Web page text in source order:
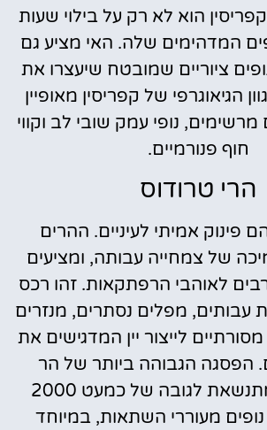
קפריסין הוא לא רק על בילוי שעות
המדהימים שלה. האי מציע גם
ציוריים שמובטח שיעצרו את
הגיאוגרפי של קפריסין מאופיין
מרשימים, נופי עמק שובי לב וקווי
חוף פנורמיים.
הרי טרודוס
פינוק אמיתי לעיניים. ההרים
של צמחייה עבותה, ומציעים
לאוהבי הרפתקאות. זהו רכס
עבותים, מפלים נסתרים, מנזרים
לייצור יין המדגישים את
הפסגה הגבוהה ביותר של הר
אולימפוס, המתנשאת לגובה של כמעט 2000
מעוררי השתאות, במיוחד